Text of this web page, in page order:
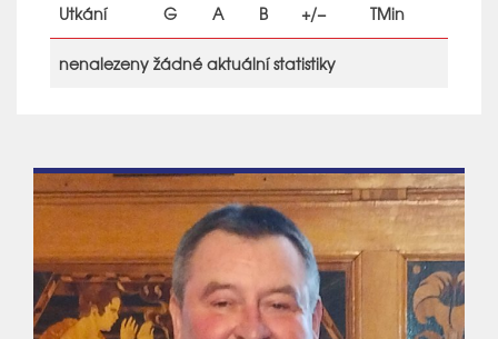
Utkání G A B +/− TMin
nenalezeny žádné aktuální statistiky